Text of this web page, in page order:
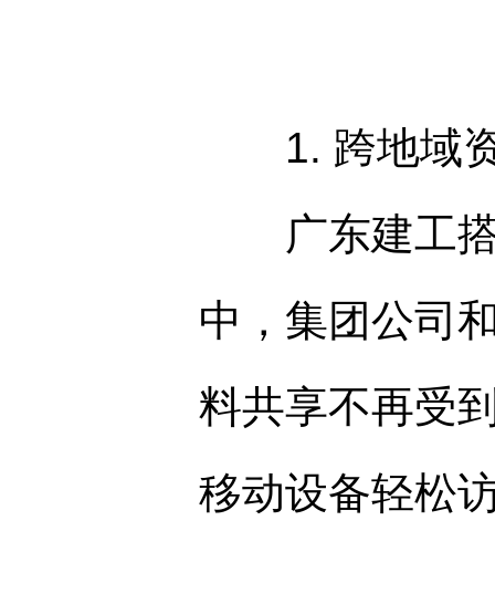
1. 跨地域资
广东建工搭
中，集团公司
料共享不再受
移动设备轻松